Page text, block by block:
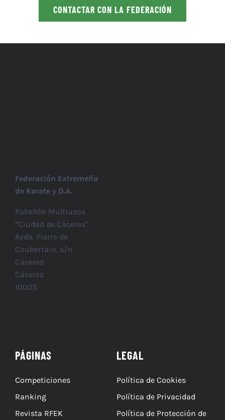
CONTACTAR CON LA FEDERACIÓN
Federación Extremeña
de Karate y D.A.
Pabellón Multiusos
“Ciudad de Cáceres”
Avda. Pierre de
Coubertain, s/n
Cáceres
Cáceres
10005
PÁGINAS
Competiciones
Ranking
Revista RFEK
LEGAL
Política de Cookies
Política de Privacidad
Política de Protección de